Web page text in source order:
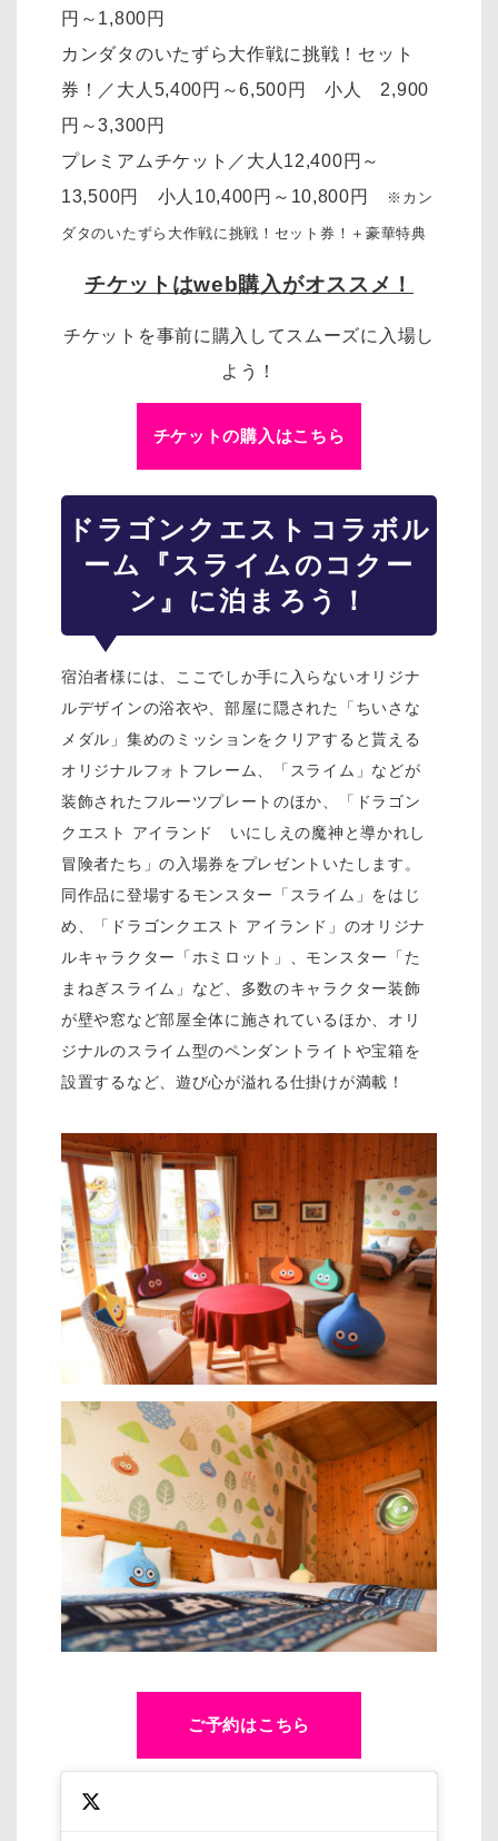
円～1,800円
カンダタのいたずら大作戦に挑戦！セット
券！／大人5,400円～6,500円 小人 2,900
円～3,300円
プレミアムチケット／大人12,400円～
13,500円 小人10,400円～10,800円
※カン
ダタのいたずら大作戦に挑戦！セット券！＋豪華特典
チケットはweb購入がオススメ！
チケットを事前に購入してスムーズに入場し
よう！
チケットの購入はこちら
ドラゴンクエスト コラボル
ーム『スライムのコクー
ン』に泊まろう！
宿泊者様には、ここでしか手に入らないオリジナ
ルデザインの浴衣や、部屋に隠された「ちいさな
メダル」集めのミッションをクリアすると貰える
オリジナルフォトフレーム、「スライム」などが
装飾されたフルーツプレートのほか、「ドラゴン
クエスト アイランド いにしえの魔神と導かれし
冒険者たち」の入場券をプレゼントいたします。
同作品に登場するモンスター「スライム」をはじ
め、「ドラゴンクエスト アイランド」のオリジナ
ルキャラクター「ホミロット」、モンスター「た
まねぎスライム」など、多数のキャラクター装飾
が壁や窓など部屋全体に施されているほか、オリ
ジナルのスライム型のペンダントライトや宝箱を
設置するなど、遊び心が溢れる仕掛けが満載！
ご予約はこちら